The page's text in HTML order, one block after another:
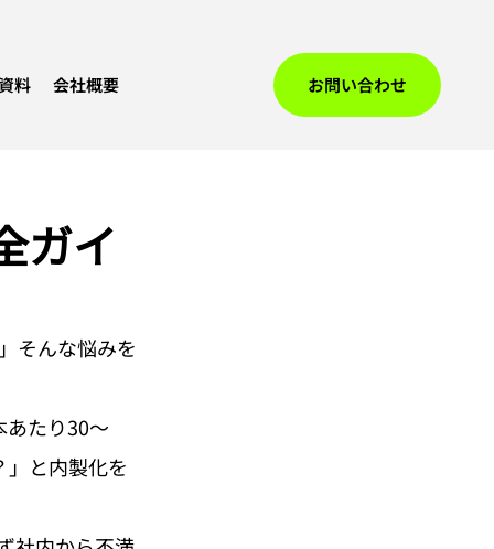
お問い合わせ
料 会社概要
ガイ
そんな悩みを
たり30〜
と内製化を